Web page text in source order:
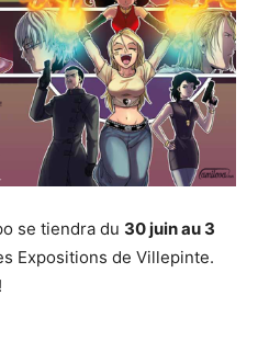
se tiendra du 30 juin au 3
Expositions de Villepinte.